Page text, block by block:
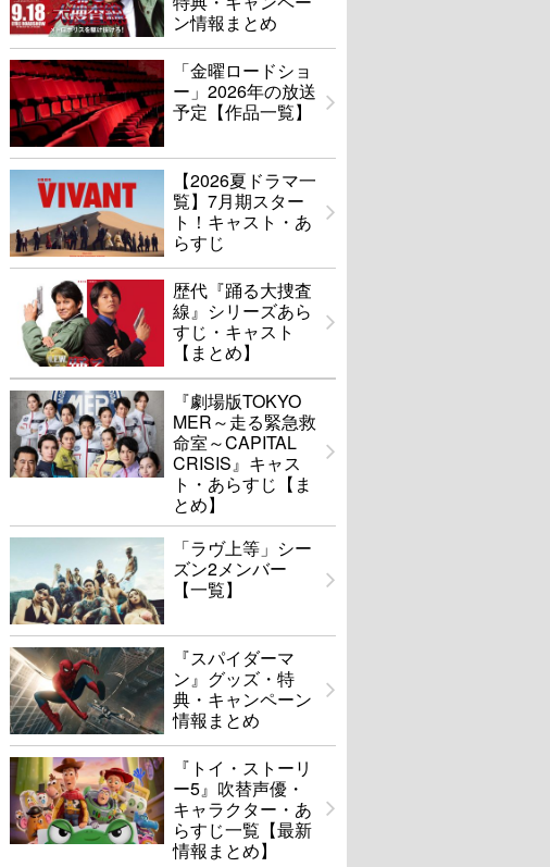
ン情報まとめ
「金曜ロードショ
ー」2026年の放送
予定【作品一覧】
【2026夏ドラマ一
覧】7月期スター
ト！キャスト・あ
らすじ
歴代『踊る大捜査
線』シリーズあら
すじ・キャスト
【まとめ】
『劇場版TOKYO
MER～走る緊急救
命室～CAPITAL
CRISIS』キャス
ト・あらすじ【ま
とめ】
「ラヴ上等」シー
ズン2メンバー
【一覧】
『スパイダーマ
ン』グッズ・特
典・キャンペーン
情報まとめ
『トイ・ストーリ
ー5』吹替声優・
キャラクター・あ
らすじ一覧【最新
情報まとめ】